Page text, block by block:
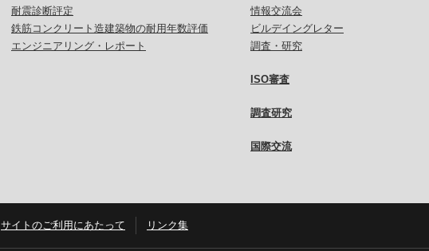
耐震診断評定
鉄筋コンクリート造建築物の耐用年数評価
エンジニアリング・レポート
情報交流会
ビルデイングレター
調査・研究
ISO審査
調査研究
国際交流
サイトのご利用にあたって リンク集